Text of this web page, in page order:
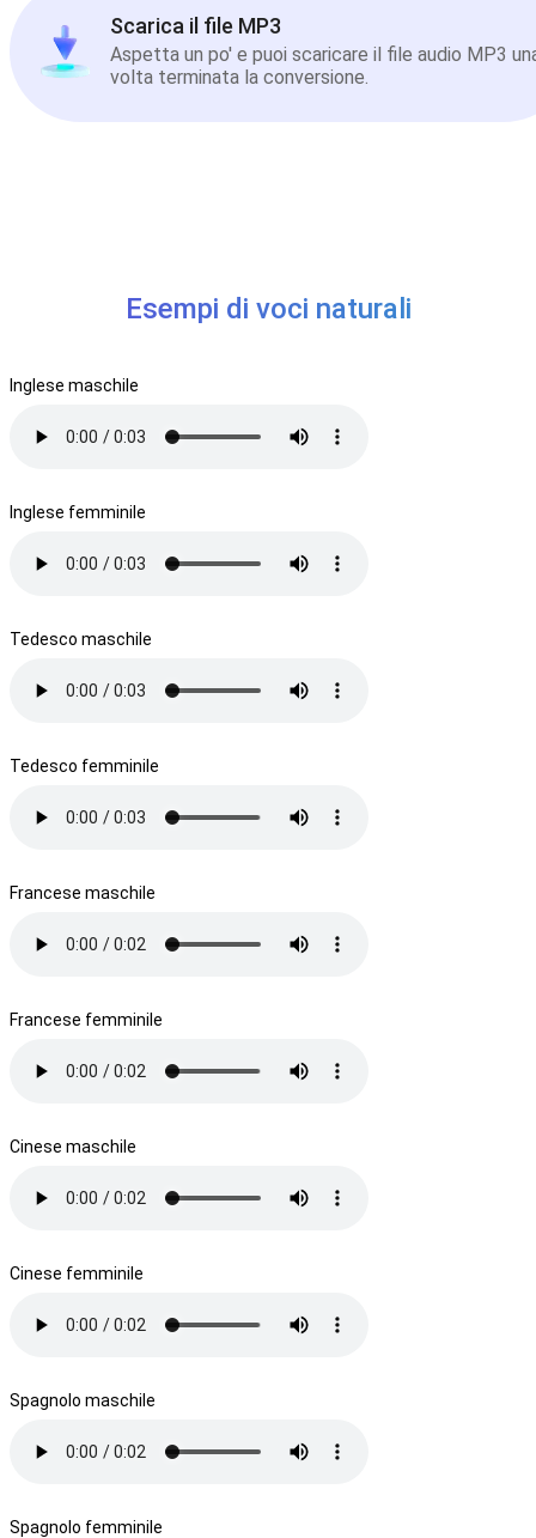
Scarica il file MP3
Aspetta un po' e puoi scaricare il file audio MP3
volta terminata la conversione.
Esempi di voci naturali
Inglese maschile
Inglese femminile
Tedesco maschile
Tedesco femminile
Francese maschile
Francese femminile
Cinese maschile
Cinese femminile
Spagnolo maschile
Spagnolo femminile